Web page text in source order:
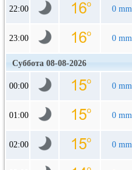
22:00 0 mm
23:00 0 mm
Суббота 08-08-2026
00:00 0 mm
01:00 0 mm
02:00 0 mm